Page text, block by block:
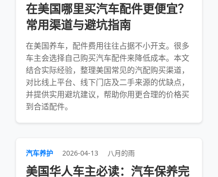
在美国哪里买汽车配件更便宜？
常用渠道与避坑指南
在美国养车，配件费用往往占据不小开支。很多
车主会选择自己购买汽车配件来降低成本。本文
结合实际经验，整理美国常见的汽配购买渠道，
对比线上平台、线下门店及二手来源的优缺点，
并提供实用避坑建议，帮助你用更合理的价格买
到合适配件。
汽车养护 2026-04-13 八月的雨
美国华人车主必读：汽车保养完